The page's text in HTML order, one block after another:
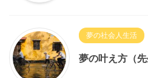
夢の社会人生活
夢の叶え方（先